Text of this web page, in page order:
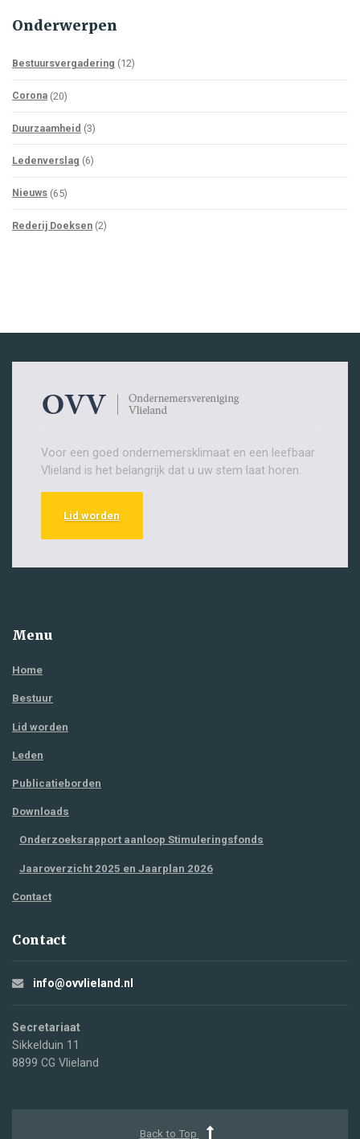
Onderwerpen
Bestuursvergadering (12)
Corona (20)
Duurzaamheid (3)
Ledenverslag (6)
Nieuws (65)
Rederij Doeksen (2)
Voor een goed ondernemersklimaat en een leefbaar
Vlieland is het belangrijk dat u uw stem laat horen.
Lid worden
Menu
Home
Bestuur
Lid worden
Leden
Publicatieborden
Downloads
Onderzoeksrapport aanloop Stimuleringsfonds
Jaaroverzicht 2025 en Jaarplan 2026
Contact
Contact
info@ovvlieland.nl
Secretariaat
Sikkelduin 11
8899 CG Vlieland
Back to Top